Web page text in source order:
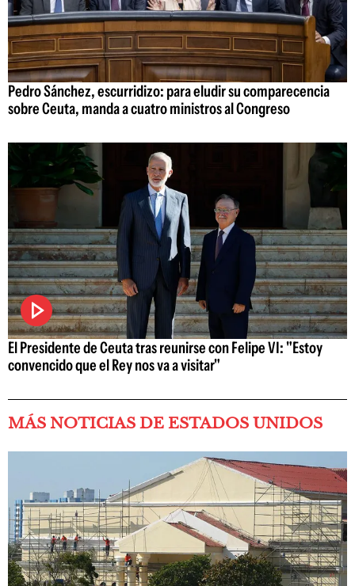
Pedro Sánchez, escurridizo: para eludir su comparecencia
sobre Ceuta, manda a cuatro ministros al Congreso
El Presidente de Ceuta tras reunirse con Felipe VI: "Estoy
convencido que el Rey nos va a visitar"
MÁS NOTICIAS DE ESTADOS UNIDOS